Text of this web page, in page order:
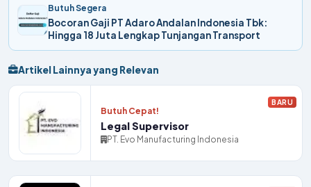
Butuh Segera
Bocoran Gaji PT Adaro Andalan Indonesia Tbk:
Hingga 18 Juta Lengkap Tunjangan Transport
Artikel Lainnya yang Relevan
Butuh Cepat!
Legal Supervisor
PT. Evo Manufacturing Indonesia
BARU